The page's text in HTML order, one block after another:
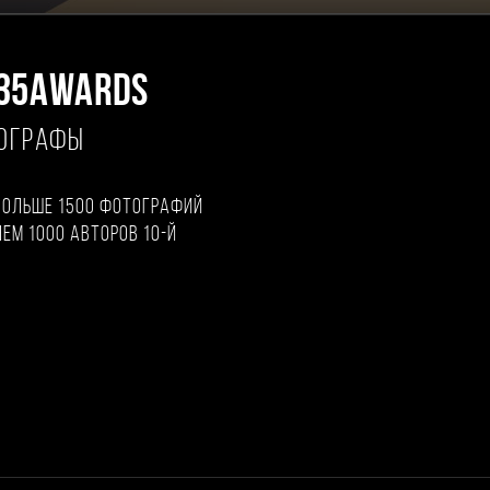
1500 фотографий
1000 авторов 10-й